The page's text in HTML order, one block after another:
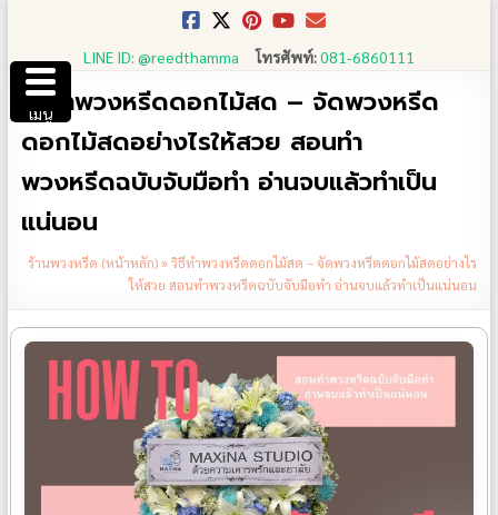
content
LINE ID: @reedthamma โทรศัพท์:081-6860111
วิธีทำพวงหรีดดอกไม้สด – จัดพวงหรีด
ดอกไม้สดอย่างไรให้สวย สอนทำ
พวงหรีดฉบับจับมือทำ อ่านจบแล้วทำเป็น
แน่นอน
ร้านพวงหรีด (หน้าหลัก)»วิธีทำพวงหรีดดอกไม้สด – จัดพวงหรีดดอกไม้สดอย่างไร
ให้สวย สอนทำพวงหรีดฉบับจับมือทำ อ่านจบแล้วทำเป็นแน่นอน
เมนู